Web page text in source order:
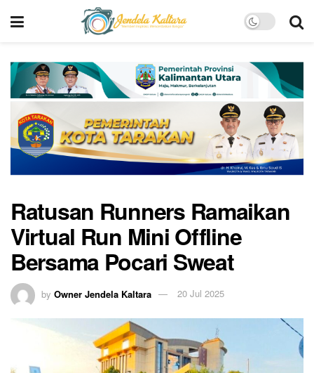
Ratusan Runners Ramaikan
Virtual Run Mini Offline
Bersama Pocari Sweat
by Owner Jendela Kaltara 20 Jul 2025